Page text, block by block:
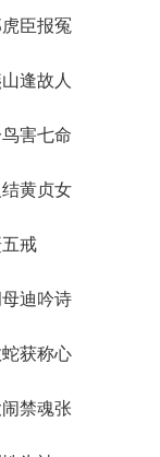
臣报冤
逢故人
害七命
黄贞女
戒
迪吟诗
获称心
禁魂张